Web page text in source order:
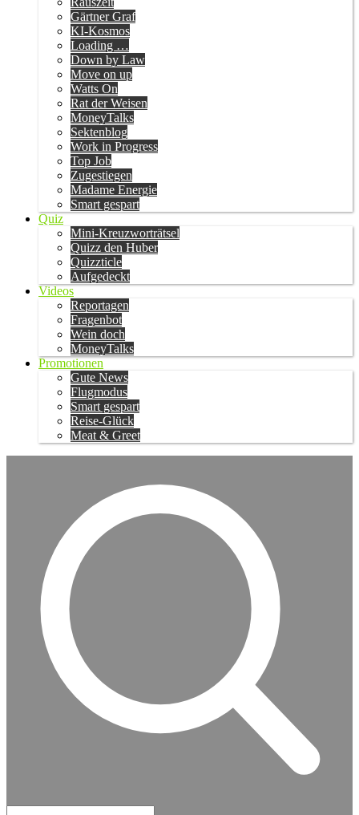
Gärtner Graf
KI-Kosmos
Loading …
Down by Law
Move on up
Watts On
Rat der Weisen
MoneyTalks
Sektenblog
Work in Progress
Top Job
Zugestiegen
Madame Energie
Smart gespart
Quiz
Mini-Kreuzworträtsel
Quizz den Huber
Quizzticle
Aufgedeckt
Videos
Reportagen
Fragenbot
Wein doch
MoneyTalks
Promotionen
Gute News
Flugmodus
Smart gespart
Reise-Glück
Meat & Greet